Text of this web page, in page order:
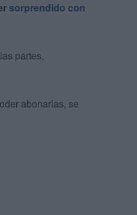
sorprendido con
partes,
abonarlas, se